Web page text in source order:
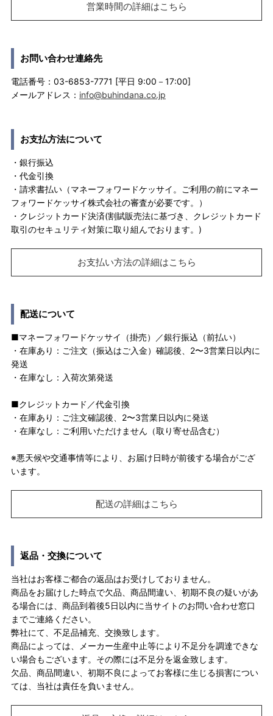
営業時間の詳細はこちら
お問い合わせ連絡先
電話番号：03-6853-7771 [平日 9:00－17:00]
メールアドレス： info@buhindana.co.jp
お支払方法について
・銀行振込
・代金引換
・請求書払い（マネーフォワードケッサイ。ご利用の前にマネー
フォワードケッサイ株式会社の審査が必要です。）
・クレジットカード決済(割賦販売法に基づき、クレジットカード
取引のセキュリティ対策に取り組んでおります。)
お支払い方法の詳細はこちら
配送について
■マネーフォワードケッサイ（掛売）／銀行振込（前払い）
・在庫あり：ご注文（振込はご入金）確認後、2〜3営業日以内に
発送
・在庫なし：入荷次第発送
■クレジットカード／代金引換
・在庫あり：ご注文確認後、2〜3営業日以内に発送
・在庫なし：ご利用いただけません（取り寄せ品含む）
※悪天候や交通事情等により、お届け日時が前後する場合がござ
います。
配送の詳細はこちら
返品・交換について
当社はお客様ご都合の返品はお受けしておりません。
商品をお届けした時点で欠品、商品間違い、初期不良の疑いがあ
る場合には、商品到着後5日以内に当サイトのお問い合わせ窓口
までご連絡ください。
弊社にて、不足品補充、交換致します。
商品によっては、メーカー生産中止等により不足分を調達できな
い場合もございます。その際には不足分を返金致します。
欠品、商品間違い、初期不良によってお客様に生じる損害につい
ては、当社は責任を負いません。